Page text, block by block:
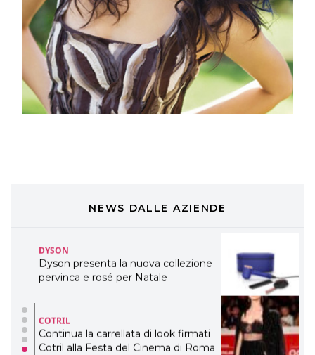
NEWS DALLE AZIENDE
professionali
DAVINES
Davines presenta cofanetti beauty
preziosi per un regalo adatto ad
ogni capello
COSMOPROF WORLDWIDE BOLOGNA
Cosmprof Worldwide Bologna
pervinca e rosé per Natale
COTRIL
Continua la carrellata di look firmati
Cotril alla Festa del Cinema di Roma
TONI&GUY
A Natale regala una doppia
TONI&GUY “Feel Good Experience”!